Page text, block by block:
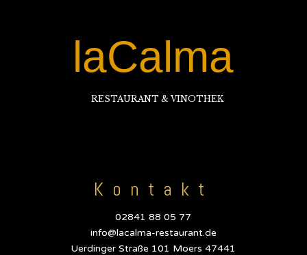
laCalma
RESTAURANT & VINOTHEK
Kontakt
02841 88 05 77
info@lacalma-restaurant.de
Uerdinger Straße 101 Moers 47441